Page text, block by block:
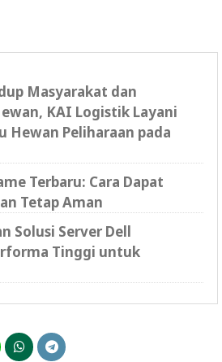
Masyarakat dan
KAI Logistik Layani
Hewan Peliharaan pada
Terbaru: Cara Dapat
Tetap Aman
Solusi Server Dell
Tinggi untuk